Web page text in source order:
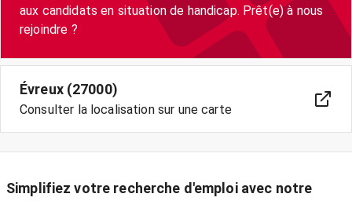
aux candidats en situation de handicap. Prêt(e) à nous
Évreux (27000)
Consulter la localisation sur une carte
Simplifiez votre recherche d'emploi avec notre